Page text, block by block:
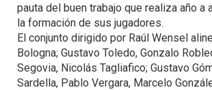
pauta del buen trabajo que realiza año a
la formación de sus jugadores.
El conjunto dirigido por Raúl Wensel
Bologna; Gustavo Toledo, Gonzalo
Segovia, Nicolás Tagliafico; Gustavo
Sardella, Pablo Vergara, Marcelo